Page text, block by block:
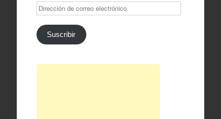
Dirección
de
correo
electrónico
Suscribir